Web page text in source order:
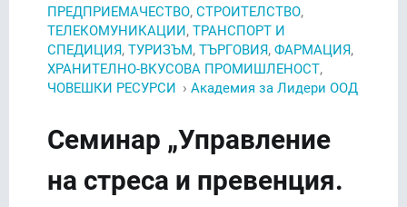
ПРЕДПРИЕМАЧЕСТВО, СТРОИТЕЛСТВО,
ТЕЛЕКОМУНИКАЦИИ, ТРАНСПОРТ И
СПЕДИЦИЯ, ТУРИЗЪМ, ТЪРГОВИЯ, ФАРМАЦИЯ,
ХРАНИТЕЛНО-ВКУСОВА ПРОМИШЛЕНОСТ,
ЧОВЕШКИ РЕСУРСИ › Академия за Лидери ООД
Семинар „Управление
на стреса и превенция.